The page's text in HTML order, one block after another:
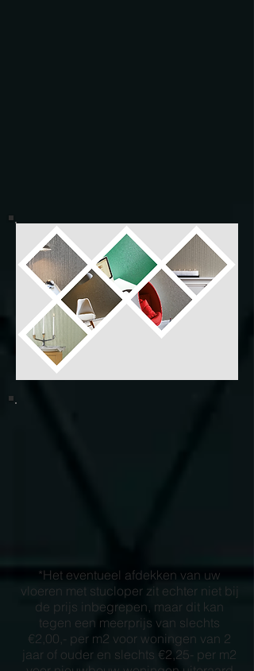
*Het eventueel afdekken van uw
vloeren met stucloper zit echter niet bij
de prijs inbegrepen, maar dit kan
tegen een meerprijs van slechts
€2,00,- per m2 voor woningen van 2
jaar of ouder en slechts €2,25- per m2